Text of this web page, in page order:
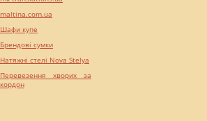
maltina.com.ua
Шафи купе
Брендові сумки
Натяжні стелі Nova Stelya
Перевезення хворих за
кордон